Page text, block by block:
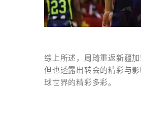
综上所述，周琦重返新疆
但也透露出转会的精彩与
球世界的精彩多彩。